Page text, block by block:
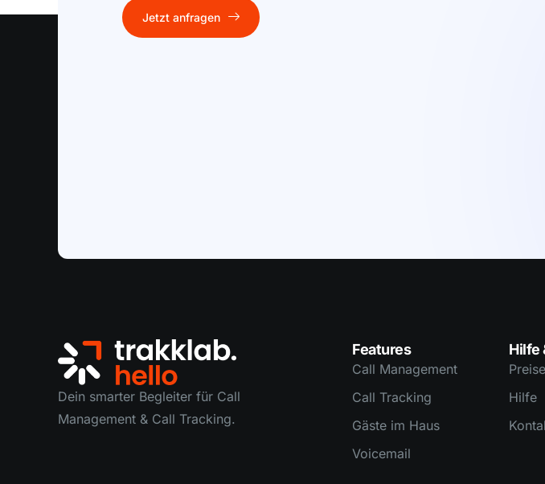
Jetzt anfragen
Dein smarter Begleiter für Call
Management & Call Tracking.
Features
Call Management
Call Tracking
Gäste im Haus
Voicemail
Hilfe
Preise
Hilfe